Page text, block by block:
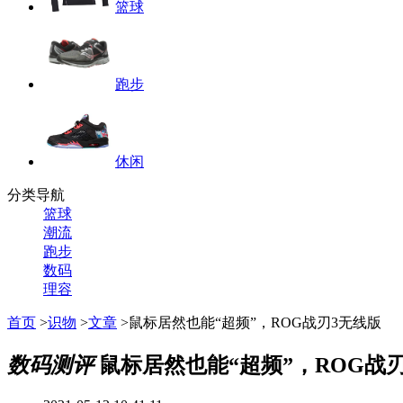
篮球
跑步
休闲
分类导航
篮球
潮流
跑步
数码
理容
首页 >识物 >文章 >鼠标居然也能“超频”，ROG战刃3无线版
数码测评鼠标居然也能“超频”，ROG战